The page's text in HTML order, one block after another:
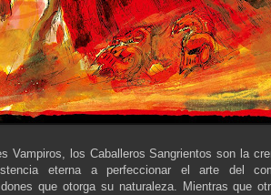
Vampiros, los Caballeros Sangrientos son la
eterna a perfeccionar el arte del
que otorga su naturaleza. Mientras que